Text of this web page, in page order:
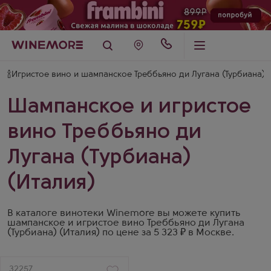
🍾Игристое вино и шампанское Треббьяно ди Лугана (Турбиана)
Шампанское и игристое
вино Треббьяно ди
Лугана (Турбиана)
(Италия)
В каталоге винотеки Winemore вы можете купить
шампанское и игристое вино Треббьяно ди Лугана
(Турбиана) (Италия) по цене за 5 323 ₽ в Москве.